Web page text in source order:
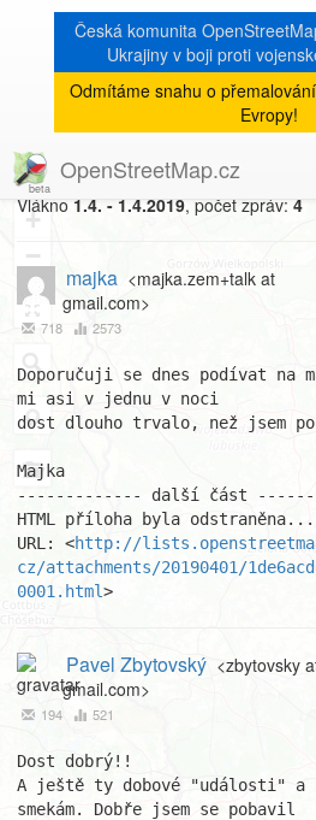
Česká komunita
Ukrajiny v boji proti
Odmítáme snahu o
Evropy!
OpenStreetMap.cz
8
+
−
« zpět na výpis měsíce
[Talk-cz]
Letošní aprílové
Vlákno 1.4. - 1.4.2019, počet zpráv: 4
majka <majka.zem+talk at
gmail.com>
718 2573
Doporučuji se dnes podívat na
mi asi v jednu v noci
dost dlouho trvalo, než jsem
Majka
------------- další část
HTML příloha byla odstraněna...
URL: <http://
cz/attachments/20190401/
0001.html>
Pavel Zbytovský <zbytovsky
gmail.com>
194 521
Dost dobrý!!
A ještě ty dobové "události" a
smekám. Dobře jsem se pobavil